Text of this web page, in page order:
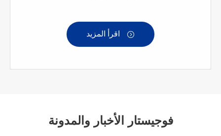

فوجيستار الأخبار والمدونة